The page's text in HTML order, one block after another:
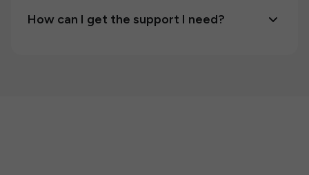
How can I get the support I need?